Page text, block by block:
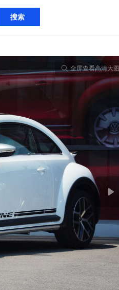
搜索
全屏查看高清大图